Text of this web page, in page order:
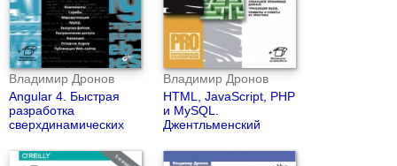
Владимир Дронов
Angular 4. Быстрая
разработка
сверхдинамических
TypeScript и PHP
Владимир Дронов
HTML, JavaScript, PHP
и MySQL.
Джентльменский
(4-е издание)